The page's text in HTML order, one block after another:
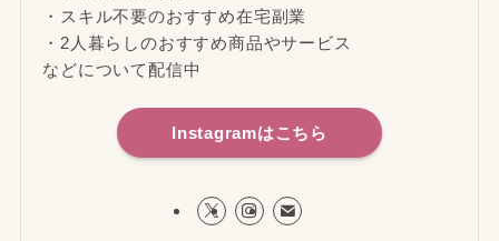
・スキル不要のおすすめ在宅副業
・2人暮らしのおすすめ商品やサービス
などについて配信中
Instagramはこちら